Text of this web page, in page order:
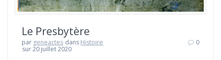
Le Presbytère
par geneactes dans Histoire
sur 20 juillet 2020
0